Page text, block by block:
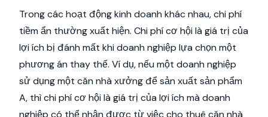
Trong các hoạt động kinh doanh khác nhau, chi phí
tiềm ẩn thường xuất hiện. Chi phí cơ hội là giá trị của
lợi ích bị đánh mất khi doanh nghiệp lựa chọn một
phương án thay thế. Ví dụ, nếu một doanh nghiệp
sử dụng một căn nhà xưởng để sản xuất sản phẩm
A, thì chi phí cơ hội là giá trị của lợi ích mà doanh
nghiệp có thể nhận được từ việc cho thuê căn nhà